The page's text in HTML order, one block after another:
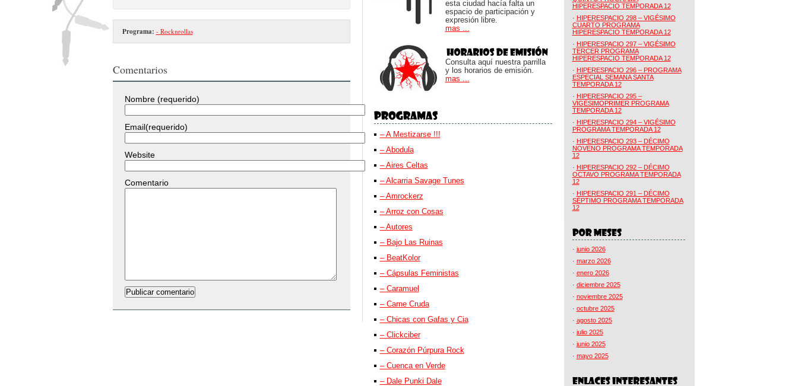
Programa: - Rocknrollas
Comentarios
Nombre (requerido)
Email(requerido)
Website
Comentario
esta ciudad hacía falta un
espacio de participación y
expresión libre.
mas ...
Consulta aquí nuestra parrilla
y los horarios de emisión.
mas ...
– A Mestizarse !!!
– Abodula
– Aires Celtas
– Alcarria Savage Tunes
– Amrockerz
– Arroz con Cosas
– Autores
– Bajo Las Ruinas
– BeatKolor
– Cápsulas Feministas
– Caramuel
– Carne Cruda
– Chicas con Gafas y Cia
– Clickciber
– Corazón Púrpura Rock
– Cuenca en Verde
– Dale Punki Dale
HIPERESPACIO TEMPORADA 12
· HIPERESPACIO 298 – VIGÉSIMO
CUARTO PROGRAMA
HIPERESPACIO TEMPORADA 12
· HIPERESPACIO 297 – VIGÉSIMO
TERCER PROGRAMA
HIPERESPACIO TEMPORADA 12
· HIPERESPACIO 296 – PROGRAMA
ESPECIAL SEMANA SANTA
TEMPORADA 12
· HIPERESPACIO 295 –
VIGÉSIMOPRIMER PROGRAMA
TEMPORADA 12
· HIPERESPACIO 294 – VIGÉSIMO
PROGRAMA TEMPORADA 12
· HIPERESPACIO 293 – DÉCIMO
NOVENO PROGRAMA TEMPORADA
12
· HIPERESPACIO 292 – DÉCIMO
OCTAVO PROGRAMA TEMPORADA
12
· HIPERESPACIO 291 – DÉCIMO
SÉPTIMO PROGRAMA TEMPORADA
12
· junio 2026
· marzo 2026
· enero 2026
· diciembre 2025
· noviembre 2025
· octubre 2025
· agosto 2025
· julio 2025
· junio 2025
· mayo 2025